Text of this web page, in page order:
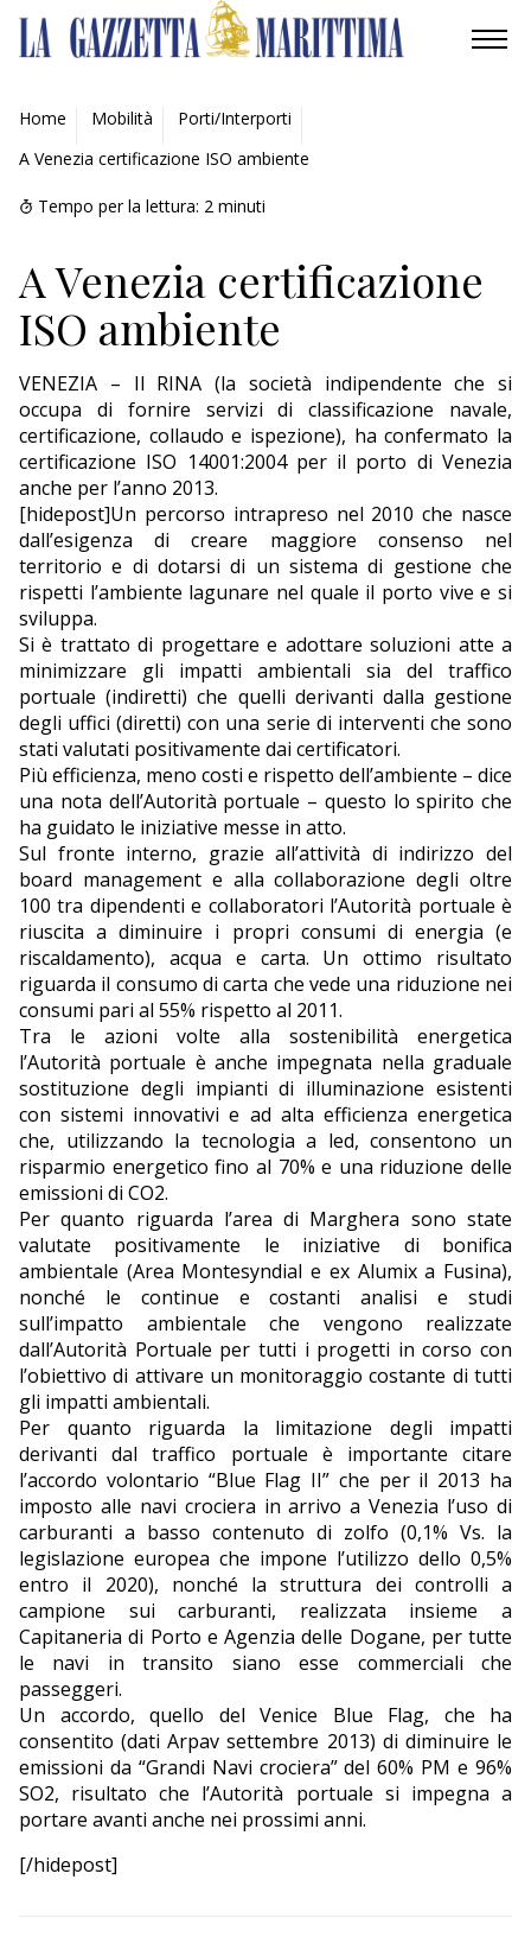
AMBIENTE
MOBILITÀ
INDUSTRIA
RICERCA
ECONOMIA
TURISMO
CULTURA
NAUTICA
EDITORIALI
Home Mobilità
Porti/Interporti
A Venezia certificazione ISO ambiente
Tempo per la lettura: 2 minuti
A Venezia certificazione
ISO ambiente
VENEZIA – Il RINA (la società indipendente che si
occupa di fornire servizi di classificazione navale,
certificazione, collaudo e ispezione), ha confermato la
certificazione ISO 14001:2004 per il porto di Venezia
anche per l’anno 2013.
[hidepost]Un percorso intrapreso nel 2010 che nasce
dall’esigenza di creare maggiore consenso nel
territorio e di dotarsi di un sistema di gestione che
rispetti l’ambiente lagunare nel quale il porto vive e si
sviluppa.
Si è trattato di progettare e adottare soluzioni atte a
minimizzare gli impatti ambientali sia del traffico
portuale (indiretti) che quelli derivanti dalla gestione
degli uffici (diretti) con una serie di interventi che sono
stati valutati positivamente dai certificatori.
Più efficienza, meno costi e rispetto dell’ambiente – dice
una nota dell’Autorità portuale – questo lo spirito che
ha guidato le iniziative messe in atto.
Sul fronte interno, grazie all’attività di indirizzo del
board management e alla collaborazione degli oltre
100 tra dipendenti e collaboratori l’Autorità portuale è
riuscita a diminuire i propri consumi di energia (e
riscaldamento), acqua e carta. Un ottimo risultato
riguarda il consumo di carta che vede una riduzione nei
consumi pari al 55% rispetto al 2011.
Tra le azioni volte alla sostenibilità energetica
l’Autorità portuale è anche impegnata nella graduale
sostituzione degli impianti di illuminazione esistenti
con sistemi innovativi e ad alta efficienza energetica
che, utilizzando la tecnologia a led, consentono un
risparmio energetico fino al 70% e una riduzione delle
emissioni di CO2.
Per quanto riguarda l’area di Marghera sono state
valutate positivamente le iniziative di bonifica
ambientale (Area Montesyndial e ex Alumix a Fusina),
nonché le continue e costanti analisi e studi
sull’impatto ambientale che vengono realizzate
dall’Autorità Portuale per tutti i progetti in corso con
l’obiettivo di attivare un monitoraggio costante di tutti
gli impatti ambientali.
Per quanto riguarda la limitazione degli impatti
derivanti dal traffico portuale è importante citare
l’accordo volontario “Blue Flag II” che per il 2013 ha
imposto alle navi crociera in arrivo a Venezia l’uso di
carburanti a basso contenuto di zolfo (0,1% Vs. la
legislazione europea che impone l’utilizzo dello 0,5%
entro il 2020), nonché la struttura dei controlli a
campione sui carburanti, realizzata insieme a
Capitaneria di Porto e Agenzia delle Dogane, per tutte
le navi in transito siano esse commerciali che
passeggeri.
Un accordo, quello del Venice Blue Flag, che ha
consentito (dati Arpav settembre 2013) di diminuire le
emissioni da “Grandi Navi crociera” del 60% PM e 96%
SO2, risultato che l’Autorità portuale si impegna a
portare avanti anche nei prossimi anni.
[/hidepost]